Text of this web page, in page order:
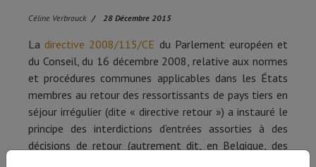
Céline Verbrouck 28 Décembre 2015
Ladirective 2008/115/CE du Parlement européen et
du Conseil, du 16 décembre 2008, relative aux normes
et procédures communes applicables dans les États
membres au retour des ressortissants de pays tiers en
séjour irrégulier (dite « directive retour ») a instauré le
principe des interdictions d’entrées assorties à des
décisions de retour (autrement dit, en Belgique, des